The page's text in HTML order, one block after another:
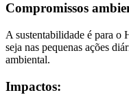
Compromissos
A sustentabilidade é para o
seja nas pequenas ações
ambiental.
Impactos: